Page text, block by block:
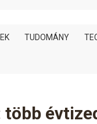
TUDOMÁNY
több